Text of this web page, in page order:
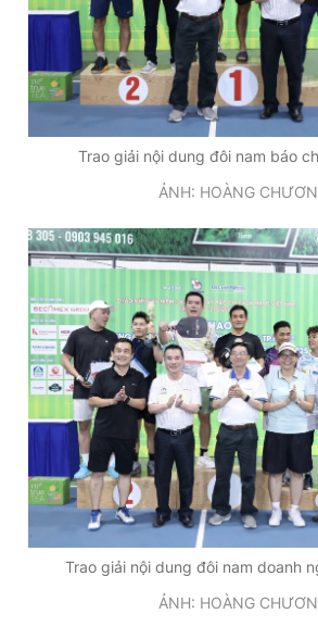
Trao giải nội dung đôi nam báo
ẢNH: HOÀNG
Trao giải nội dung đôi nam doanh
ẢNH: HOÀNG